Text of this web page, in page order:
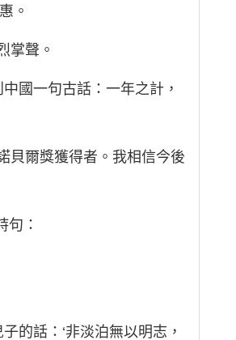
。
掌聲。
國一句古話：一年之計，
貝爾獎獲得者。我相信今後
句：
的話：‘非淡泊無以明志，